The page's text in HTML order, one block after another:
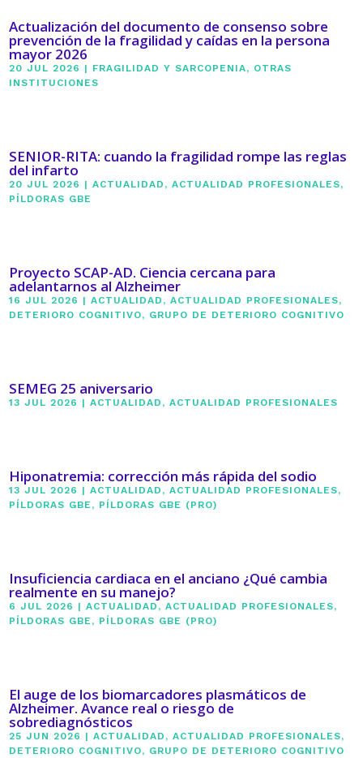
Actualización del documento de consenso sobre
prevención de la fragilidad y caídas en la persona
mayor 2026
20 JUL 2026 | FRAGILIDAD Y SARCOPENIA, OTRAS
INSTITUCIONES
SENIOR-RITA: cuando la fragilidad rompe las reglas
del infarto
20 JUL 2026 |ACTUALIDAD ,ACTUALIDAD PROFESIONALES,
PÍLDORAS GBE
Proyecto SCAP-AD. Ciencia cercana para
adelantarnos al Alzheimer
16 JUL 2026 |ACTUALIDAD ,ACTUALIDAD PROFESIONALES,
DETERIORO COGNITIVO, GRUPO DE DETERIORO COGNITIVO
SEMEG 25 aniversario
13 JUL 2026 |ACTUALIDAD ,ACTUALIDAD PROFESIONALES
Hiponatremia: corrección más rápida del sodio
13 JUL 2026 |ACTUALIDAD ,ACTUALIDAD PROFESIONALES,
PÍLDORAS GBE , PÍLDORAS GBE (PRO)
Insuficiencia cardiaca en el anciano ¿Qué cambia
realmente en su manejo?
6 JUL 2026 |ACTUALIDAD ,ACTUALIDAD PROFESIONALES,
PÍLDORAS GBE , PÍLDORAS GBE (PRO)
El auge de los biomarcadores plasmáticos de
Alzheimer. Avance real o riesgo de
sobrediagnósticos
25 JUN 2026 |ACTUALIDAD ,ACTUALIDAD PROFESIONALES,
DETERIORO COGNITIVO, GRUPO DE DETERIORO COGNITIVO